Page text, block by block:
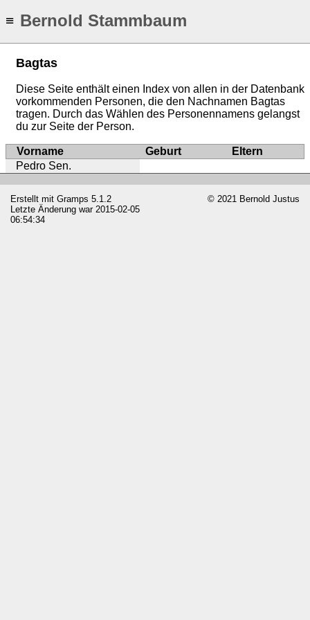
≡ Bernold Stammbaum
Bagtas
Diese Seite enthält einen Index von allen in der Datenbank
vorkommenden Personen, die den Nachnamen Bagtas
tragen. Durch das Wählen des Personennamens gelangst
du zur Seite der Person.
Vorname Geburt
Eltern
Pedro Sen.
Erstellt mit Gramps 5.1.2
Letzte Änderung war 2015-02-05
06:54:34
© 2021 Bernold Justus